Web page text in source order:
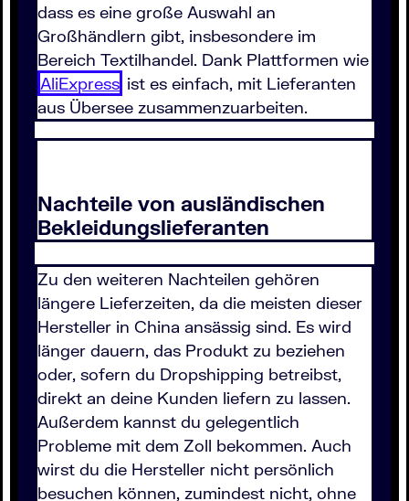
dass es eine große Auswahl an
Großhändlern gibt, insbesondere im
Bereich Textilhandel. Dank Plattformen wie
AliExpress ist es einfach, mit Lieferanten
aus Übersee zusammenzuarbeiten.
Nachteile von ausländischen
Bekleidungslieferanten
Zu den weiteren Nachteilen gehören
längere Lieferzeiten, da die meisten dieser
Hersteller in China ansässig sind. Es wird
länger dauern, das Produkt zu beziehen
oder, sofern du Dropshipping betreibst,
direkt an deine Kunden liefern zu lassen.
Außerdem kannst du gelegentlich
Probleme mit dem Zoll bekommen. Auch
wirst du die Hersteller nicht persönlich
besuchen können, zumindest nicht, ohne